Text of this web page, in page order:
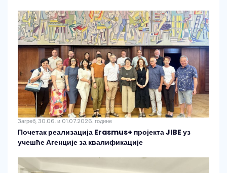
Загреб, 30.06. и 01.07.2026. године
Почетак реализација Erasmus+ пројекта JIBE уз
учешће Агенције за квалификације